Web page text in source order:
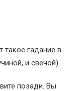
такое гадание в
и свечой).
позади. Вы